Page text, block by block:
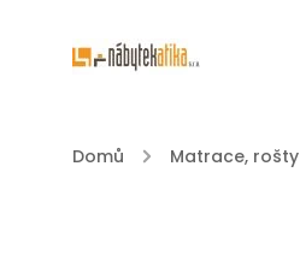
Domů / Matrace, rošty